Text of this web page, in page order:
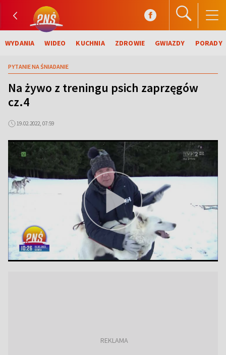
WYDANIA WIDEO KUCHNIA ZDROWIE GWIAZDY PORADY
PYTANIE NA ŚNIADANIE
Na żywo z treningu psich zaprzęgów
cz.4
19.02.2022, 07:59